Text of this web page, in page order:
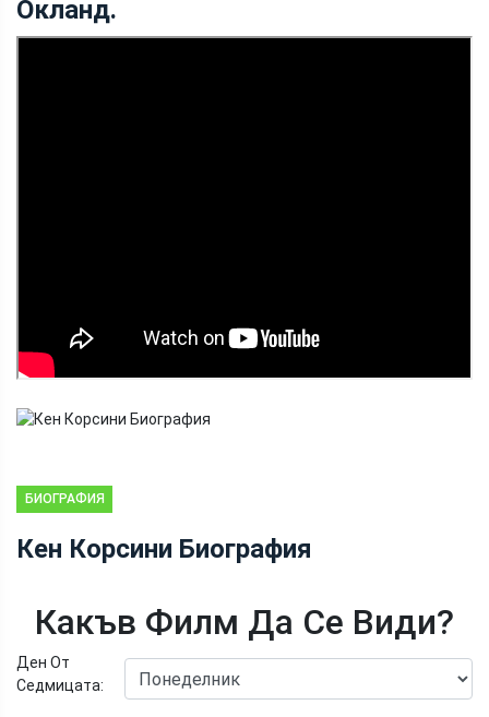
Окланд.
БИОГРАФИЯ
Кен Корсини Биография
Какъв Филм Да Се Види?
Ден От
Седмицата: